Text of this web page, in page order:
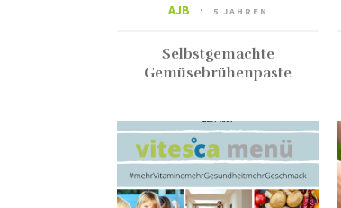
AJB 5 JAHREN
Selbstgemachte
Gemüsebrühenpaste